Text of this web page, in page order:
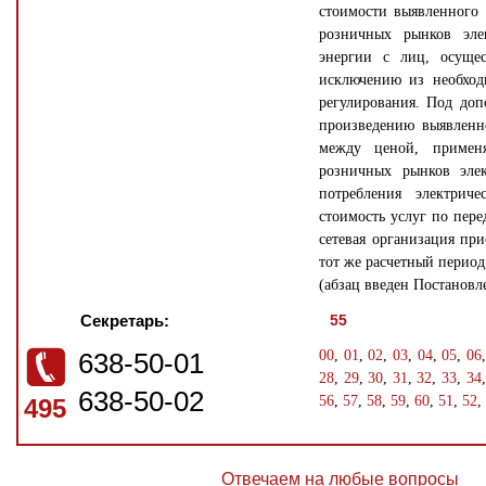
Секретарь:
495
638-50-01
638-50-02
стоимости
розничных рынков
энергии с лиц,
исключению из
регулирования. Под
произведению
между ценой,
розничных рынков
потребления
стоимость услуг по
сетевая организация
тот же расчетный
(абзац введен
55
00, 01,02, 03, 04,05, 06
28, 29,30, 31,32, 33, 34
56, 57, 58, 59, 60, 51, 52,
Отвечаем на любые вопросы